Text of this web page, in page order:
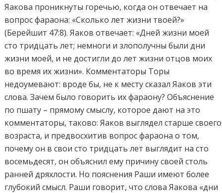
Яакова проникнуты горечью, когда он отвечает на
вопрос фараона: «Сколько лет жизни твоей?»
(Берейшит 47:8). Яаков отвечает: «Дней жизни моей
сто тридцать лет; немноги и злополучны были дни
жизни моей, и не достигли до лет жизни отцов моих
во время их жизни». Комментаторы Торы
недоумевают: вроде бы, не к месту сказал Яаков эти
слова. Зачем было говорить их фараону? Объяснение
по пшату – прямому смыслу, которое дают на это
комментаторы, таково: Яаков выглядел старше своего
возраста, и предвосхитив вопрос фараона о том,
почему он в свои сто тридцать лет выглядит на сто
восемьдесят, он объяснил ему причину своей столь
ранней дряхлости. Но пояснения Раши имеют более
глубокий смысл. Раши говорит, что слова Яакова «дни